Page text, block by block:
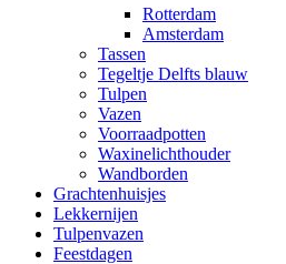
Rotterdam
Amsterdam
Tassen
Tegeltje Delfts blauw
Tulpen
Vazen
Voorraadpotten
Waxinelichthouder
Wandborden
Grachtenhuisjes
Lekkernijen
Tulpenvazen
Feestdagen